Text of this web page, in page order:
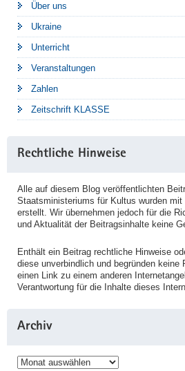
Über uns
Ukraine
Unterricht
Veranstaltungen
Zahlen
Zeitschrift KLASSE
Rechtliche Hinweise
Alle auf diesem Blog veröffentlichten
Staatsministeriums für Kultus wurden
erstellt. Wir übernehmen jedoch für die
und Aktualität der Beitragsinhalte keine
Enthält ein Beitrag rechtliche Hinweise
diese unverbindlich und begründen keine
einen Link zu einem anderen
Verantwortung für die Inhalte dieses
Archiv
Archiv